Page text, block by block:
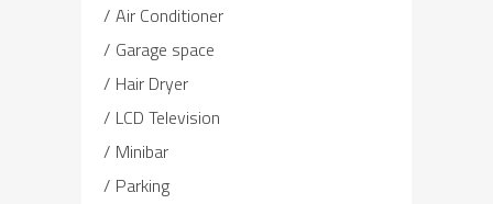
Air Conditioner
Garage space
Hair Dryer
LCD Television
Minibar
Parking